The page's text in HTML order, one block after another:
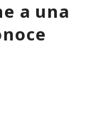
a una